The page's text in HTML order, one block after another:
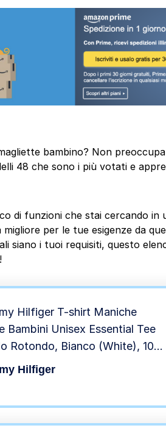
bambino? Non
48 che sono i più votati e
di funzioni che stai cercando in
per le tue esigenze da
siano i tuoi requisiti, questo
Hilfiger T-shirt Maniche
Bambini Unisex Essential Tee
Rotondo, Bianco (White), 10
Hilfiger